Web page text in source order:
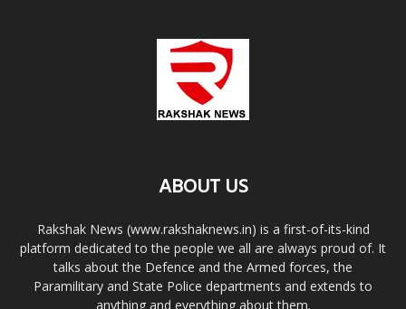
ABOUT US
Rakshak News (www.rakshaknews.in) is a first-of-its-kind
platform dedicated to the people we all are always proud of. It
talks about the Defence and the Armed forces, the
Paramilitary and State Police departments and extends to
anything and everything about them.